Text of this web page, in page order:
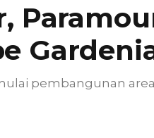
pembangunan